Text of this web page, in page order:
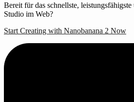
Bereit für das schnellste,
Studio im Web?
Start Creating with Nanobanana 2 Now